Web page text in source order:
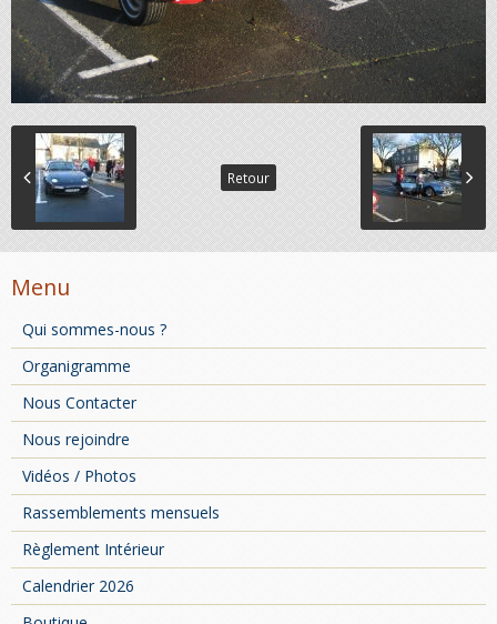
Retour
Menu
Qui sommes-nous ?
Organigramme
Nous Contacter
Nous rejoindre
Vidéos / Photos
Rassemblements mensuels
Règlement Intérieur
Calendrier 2026